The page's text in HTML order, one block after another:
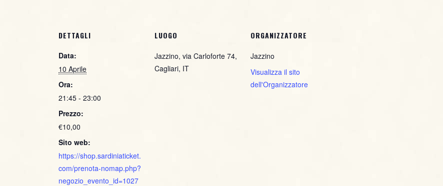
DETTAGLI
Data:
10 Aprile
Ora:
21:45 - 23:00
Prezzo:
€10,00
Sito web:
https://shop.sardiniaticket.
com/prenota-nomap.php?
negozio_evento_id=1027
LUOGO
Jazzino, via Carloforte 74,
Cagliari, IT
ORGANIZZATORE
Jazzino
Visualizza il sito
dell'Organizzatore